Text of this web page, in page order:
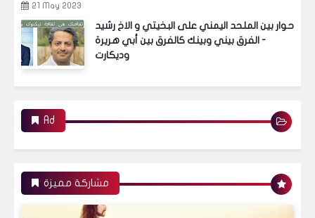
21 May 2023
حوار بين الملحد اليمني على البخيتي و الاخ رشيد
- الفرق بيني وبينك كالفرق بين أبي هريرة
وديكارت
Ad
مشاركة مميزة